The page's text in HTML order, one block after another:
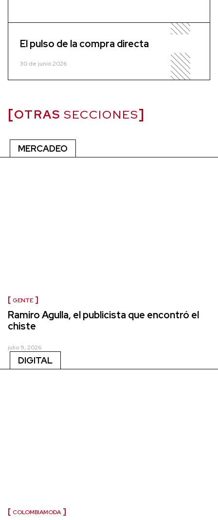
El pulso de la compra directa
30 de junio 2026
OTRAS SECCIONES
MERCADEO
GENTE
Ramiro Agulla, el publicista que encontró el
chiste
julio 9, 2026
DIGITAL
COLOMBIAMODA